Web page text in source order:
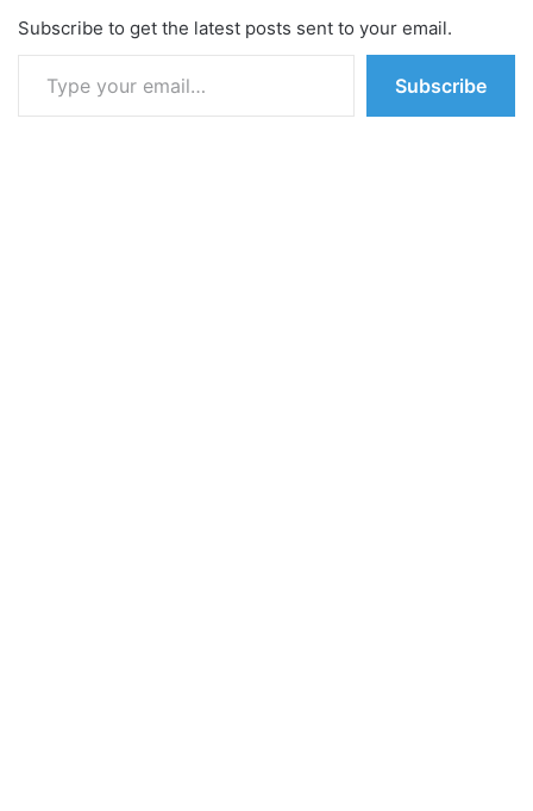
Subscribe to get the latest posts sent to your email.
Type your email…
Subscribe